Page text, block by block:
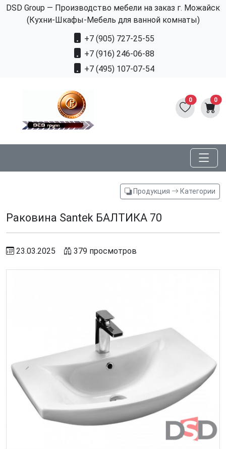
DSD Group — Производство мебели на заказ г. Можайск
(Кухни-Шкафы-Мебель для ванной комнаты)
+7 (905) 727-25-55
+7 (916) 246-06-88
+7 (495) 107-07-54
0 0
Продукция Категории
Раковина Santek БАЛТИКА 70
23.03.2025 379 просмотров